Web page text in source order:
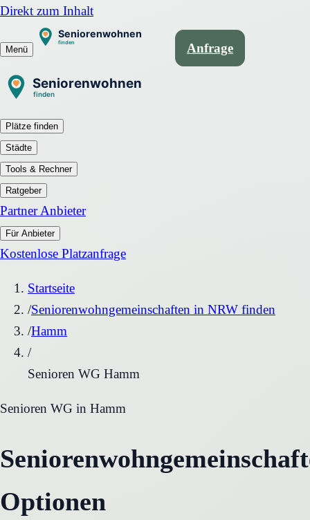
Direkt zum Inhalt
Menü Anfrage
Plätze finden
Städte
Tools & Rechner
Ratgeber
Partner Anbieter
Für Anbieter
Kostenlose Platzanfrage
Startseite
/Seniorenwohngemeinschaften in NRW finden
/Hamm
/
Senioren WG Hamm
Senioren WG in Hamm
Optionen